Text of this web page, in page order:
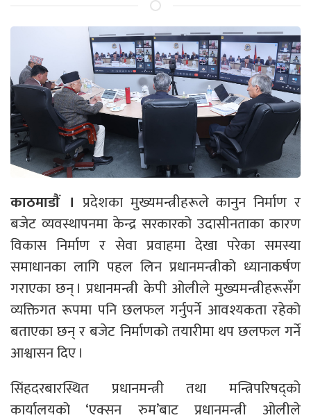
काठमाडाैं । प्रदेशका मुख्यमन्त्रीहरूले कानुन निर्माण र
बजेट व्यवस्थापनमा केन्द्र सरकारको उदासीनताका कारण
विकास निर्माण र सेवा प्रवाहमा देखा परेका समस्या
समाधानका लागि पहल लिन प्रधानमन्त्रीको ध्यानाकर्षण
गराएका छन् । प्रधानमन्त्री केपी ओलीले मुख्यमन्त्रीहरूसँग
व्यक्तिगत रूपमा पनि छलफल गर्नुपर्ने आवश्यकता रहेको
बताएका छन् र बजेट निर्माणको तयारीमा थप छलफल गर्ने
आश्वासन दिए ।
सिंहदरबारस्थित प्रधानमन्त्री तथा मन्त्रिपरिषद्को
कार्यालयको ‘एक्सन रुम’बाट प्रधानमन्त्री ओलीले